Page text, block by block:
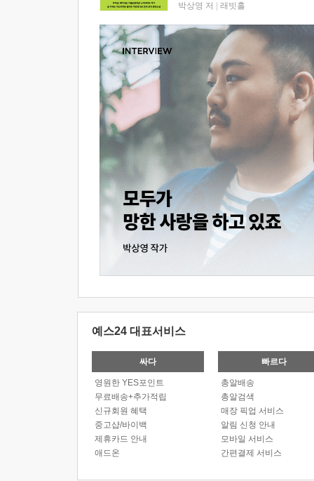
박상영 저 래빗홀
예스24 대표서비스
싸다
영원한 YES포인트
무료배송+추가적립
신규회원 혜택
중고샵/바이백
제휴카드 안내
애드온
빠르다
총알배송
총알검색
매장 픽업 서비스
알림 신청 안내
모바일 서비스
간편결제 서비스